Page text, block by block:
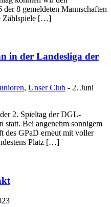
8 gemeldeten Mannschaften
Zählspiele […]
in der Landesliga der
, Unser Club - 2. Juni
2. Spieltag der DGL-
statt. Bei angenehm sonnigem
des GPaD erneut mit voller
Platz […]